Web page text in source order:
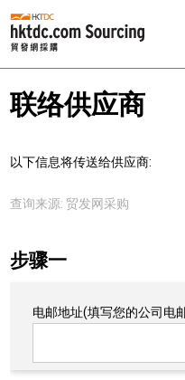
联络供应商
以下信息将传送给供应商:
查询来源: 贸发网采购
步骤一
电邮地址(填写您的公司电